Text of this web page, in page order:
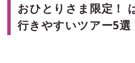
おひとりさま限定！
行きやすいツアー5選